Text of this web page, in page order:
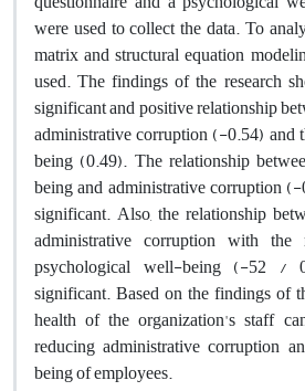
were used to collect the data. To
matrix and structural equation
used. The findings of the research
significant and positive relationship
administrative corruption (-0.54)
being (0.49). The relationship
being and administrative corruption
significant. Also, the relationship
administrative corruption with
psychological well-being (-52 /
significant. Based on the findings of
health of the organization's staff
reducing administrative corruption
being of employees.